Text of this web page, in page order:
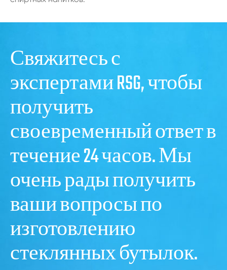
Свяжитесь с
экспертами RSG, чтобы
получить
своевременный ответ в
течение 24 часов. Мы
очень рады получить
ваши вопросы по
изготовлению
стеклянных бутылок.